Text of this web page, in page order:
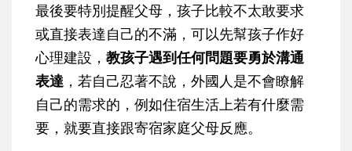
最後要特別提醒父母，孩子比較不太敢要求
或直接表達自己的不滿，可以先幫孩子作好
心理建設， 教孩子遇到任何問題要勇於溝通
表達 ，若自己忍著不說，外國人是不會瞭解
自己的需求的，例如住宿生活上若有什麼需
要，就要直接跟寄宿家庭父母反應。